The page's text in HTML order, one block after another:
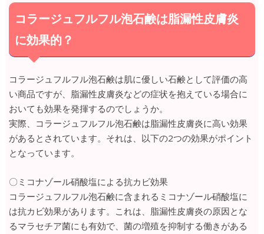
コラージュフルフル泡石鹸は脂漏性皮膚炎
に効果的？
コラージュフルフル泡石鹸は肌に優しい石鹸として評価の高
い商品ですが、脂漏性皮膚炎などの症状を抱えている場合に
おいても効果を発揮するのでしょうか。
実際、コラージュフルフル泡石鹸は脂漏性皮膚炎に高い効果
があるとされています。それは、以下の2つの効果がポイント
となっています。
〇ミコナゾール硝酸塩による抗カビ効果
コラージュフルフル泡石鹸に含まれるミコナゾール硝酸塩に
は抗カビ効果があります。これは、脂漏性皮膚炎の原因とな
るマラセチア菌にも有効で、菌の増殖を抑制する働きがある